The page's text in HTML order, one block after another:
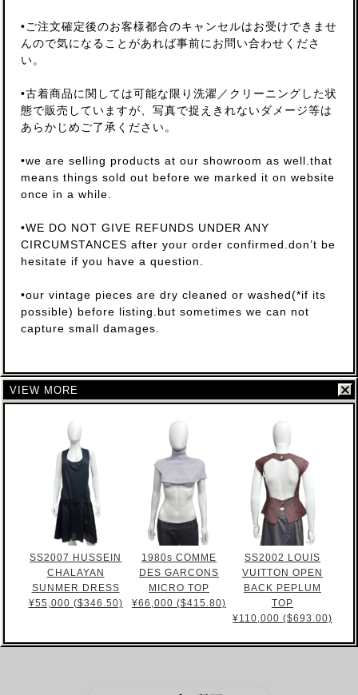
•ご注文確定後のお客様都合のキャンセルはお受けできませ
んので気になることがあれば事前にお問い合わせくださ
い。
•古着商品に関しては可能な限り洗濯／クリーニングした状
態で販売していますが、写真で捉えきれないダメージ等は
あらかじめご了承ください。
•we are selling products at our showroom as well.that
means things sold out before we marked it on website
once in a while.
•WE DO NOT GIVE REFUNDS UNDER ANY
CIRCUMSTANCES after your order confirmed.don’t be
hesitate if you have a question.
•our vintage pieces are dry cleaned or washed(*if its
possible) before listing.but sometimes we can not
capture small damages.
VIEW MORE
SS2007 HUSSEIN
CHALAYAN
SUNMER DRESS
¥55,000 ($346.50)
1980s COMME
DES GARCONS
MICRO TOP
¥66,000 ($415.80)
SS2002 LOUIS
VUITTON OPEN
BACK PEPLUM
TOP
¥110,000 ($693.00)